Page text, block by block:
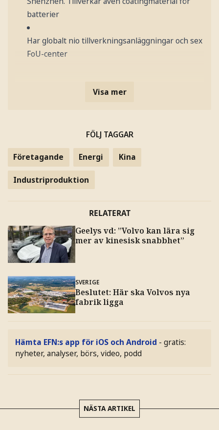
batterier
Har globalt nio tillverkningsanläggningar och sex
FoU-center
Visa mer
FÖLJ TAGGAR
Företagande Energi Kina
Industriproduktion
RELATERAT
Geelys vd: ”Volvo kan lära sig
mer av kinesisk snabbhet”
SVERIGE
Beslutet: Här ska Volvos nya
fabrik ligga
Hämta EFN:s app för iOS och Android - gratis:
nyheter, analyser, börs, video, podd
NÄSTA ARTIKEL